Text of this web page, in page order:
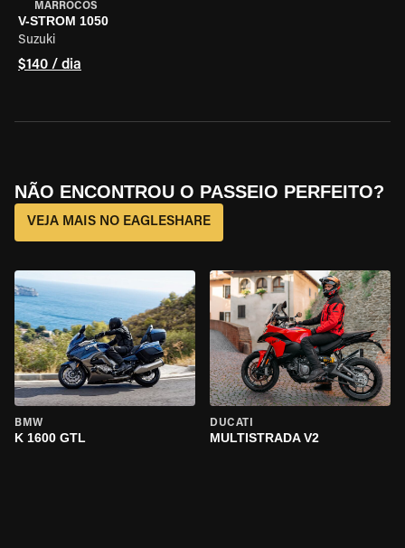
MARROCOS
V-STROM 1050
Suzuki
$140 / dia
NÃO ENCONTROU O PASSEIO PERFEITO?
VEJA MAIS NO EAGLESHARE
BMW
K 1600 GTL
DUCATI
MULTISTRADA V2